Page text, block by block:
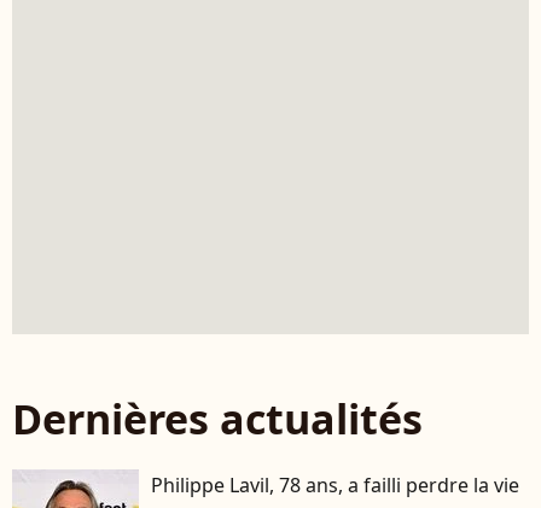
Dernières actualités
Philippe Lavil, 78 ans, a failli perdre la vie